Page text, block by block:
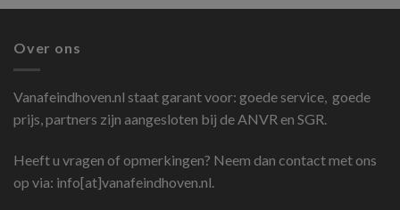
Over ons
Vanafeindhoven.nl staat garant voor: goede service, goede
prijs, partners zijn aangesloten bij de ANVR en SGR.
Heeft u vragen of opmerkingen? Neem dan contact met ons
op via: info[at]vanafeindhoven.nl.